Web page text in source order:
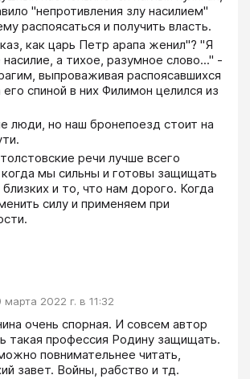
"непротивления злу насилием"
распоясаться и получить власть.
как царь Петр арапа женил"? "Я
насилие, а тихое, разумное слово..." -
выпроваживая распоясавшихся
его спиной в них Филимон целился из
люди, но наш бронепоезд стоит на
речи лучше всего
мы сильны и готовы защищать
и то, что нам дорого. Когда
силу и применяем при
марта 2022 г. в 11:32
очень спорная. И совсем автор
такая профессия Родину защищать.
повнимательнее читать,
завет. Войны, рабство и тд.